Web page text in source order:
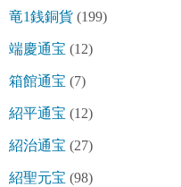
竜1銭銅貨 (199)
端慶通宝 (12)
箱館通宝 (7)
紹平通宝 (12)
紹治通宝 (27)
紹聖元宝 (98)